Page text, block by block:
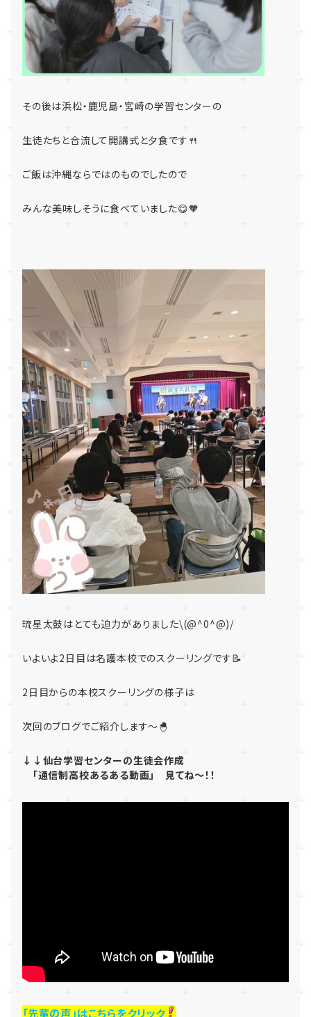
その後は浜松・鹿児島・宮崎の学習センターの
生徒たちと合流して開講式と夕食です🍴
ご飯は沖縄ならではのものでしたので
みんな美味しそうに食べていました😋🧡
琉星太鼓はとても迫力がありました\(@^0^@)/
いよいよ2日目は名護本校でのスクーリングです📝
2日目からの本校スクーリングの様子は
次回のブログでご紹介します～🐣
↓↓仙台学習センターの生徒会作成
「通信制高校あるある動画」 見てね～！！
「先輩の声」はこちらをクリック